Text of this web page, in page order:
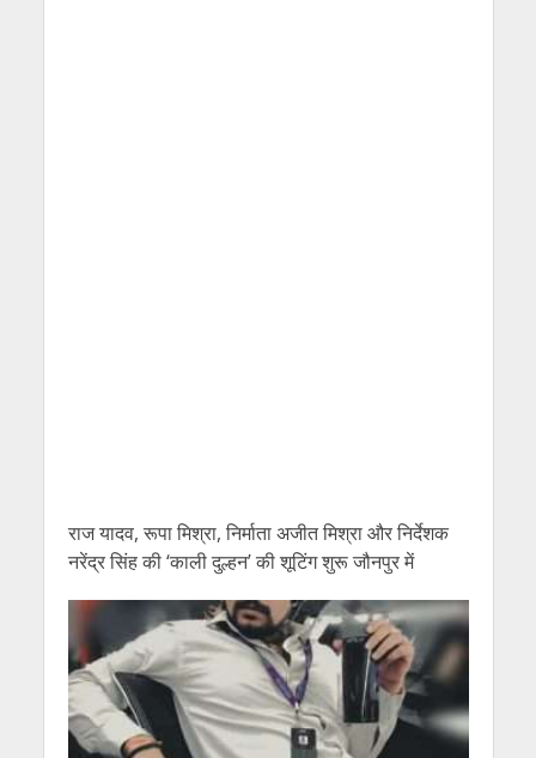
राज यादव, रूपा मिश्रा, निर्माता अजीत मिश्रा और निर्देशक
नरेंद्र सिंह की ‘काली दुल्हन’ की शूटिंग शुरू जौनपुर में